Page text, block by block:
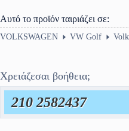
Αυτό το προϊόν ταιριάζει σε:
VOLKSWAGEN VW Golf
Χρειάζεσαι βοήθεια;
210 2582437